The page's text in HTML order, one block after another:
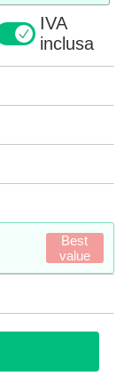
IVA
inclusa
Best
value